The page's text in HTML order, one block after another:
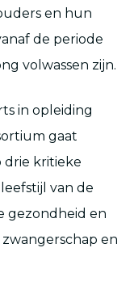
en hun
de periode
volwassen zijn.
in opleiding
gaat
drie kritieke
van de
gezondheid en
en